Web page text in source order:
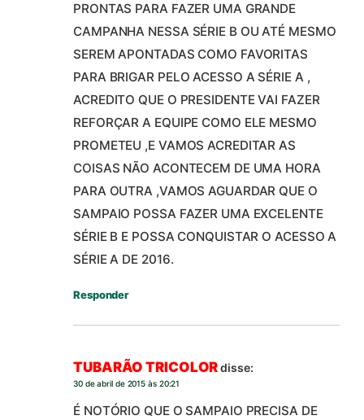
PRONTAS PARA FAZER UMA GRANDE
CAMPANHA NESSA SÉRIE B OU ATÉ MESMO
SEREM APONTADAS COMO FAVORITAS
PARA BRIGAR PELO ACESSO A SÉRIE A ,
ACREDITO QUE O PRESIDENTE VAI FAZER
REFORÇAR A EQUIPE COMO ELE MESMO
PROMETEU ,E VAMOS ACREDITAR AS
COISAS NÃO ACONTECEM DE UMA HORA
PARA OUTRA ,VAMOS AGUARDAR QUE O
SAMPAIO POSSA FAZER UMA EXCELENTE
SÉRIE B E POSSA CONQUISTAR O ACESSO A
SÉRIE A DE 2016.
Responder
TUBARÃO TRICOLORdisse:
30 de abril de 2015 às 20:21
É NOTÓRIO QUE O SAMPAIO PRECISA DE